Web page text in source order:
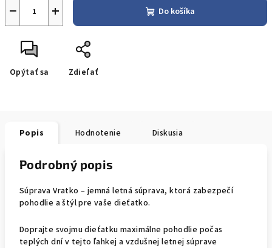
+
− Do košíka
Opýtať sa Zdieľať
Popis Hodnotenie Diskusia
Podrobný popis
Súprava Vratko – jemná letná súprava, ktorá zabezpečí
pohodlie a štýl pre vaše dieťatko.
Doprajte svojmu dieťatku maximálne pohodlie počas
teplých dní v tejto ľahkej a vzdušnej letnej súprave